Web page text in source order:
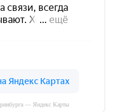
— Яндекс Карты